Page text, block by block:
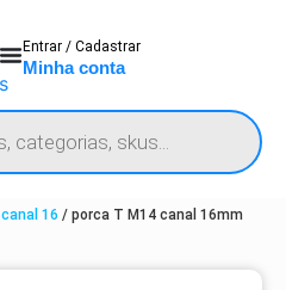
Entrar / Cadastrar
Minha conta
canal 16 / porca T M14 canal 16mm